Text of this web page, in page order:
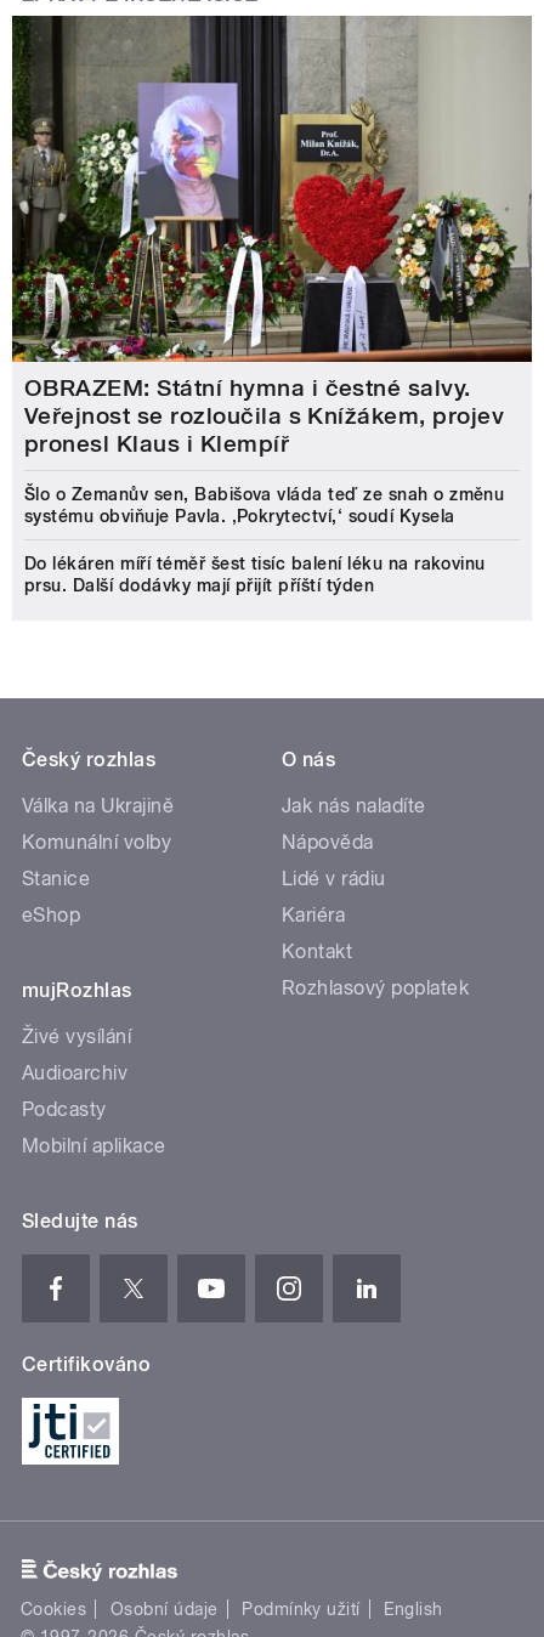
OBRAZEM: Státní hymna i čestné salvy.
Veřejnost se rozloučila s Knížákem, projev
pronesl Klaus i Klempíř
Šlo o Zemanův sen, Babišova vláda teď ze snah o změnu
systému obviňuje Pavla. ‚Pokrytectví,‘ soudí Kysela
Do lékáren míří téměř šest tisíc balení léku na rakovinu
prsu. Další dodávky mají přijít příští týden
Český rozhlas
Válka na Ukrajině
Komunální volby
Stanice
eShop
mujRozhlas
Živé vysílání
Audioarchiv
Podcasty
Mobilní aplikace
O nás
Jak nás naladíte
Nápověda
Lidé v rádiu
Kariéra
Kontakt
Rozhlasový poplatek
Sledujte nás
Certifikováno
Cookies Osobní údaje Podmínky užití
English